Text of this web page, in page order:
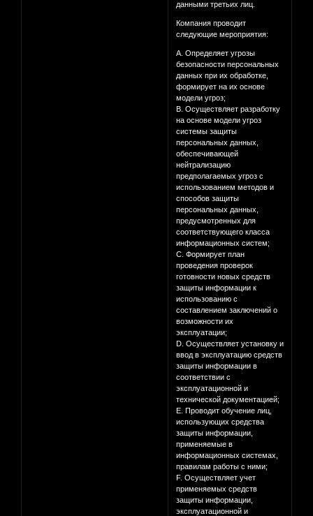
данными третьих лиц.
Компания проводит
следующие мероприятия:
A. Определяет угрозы
безопасности персональных
данных при их обработке,
формирует на их основе
модели угроз;
B. Осуществляет разработку
на основе модели угроз
системы защиты
персональных данных,
обеспечивающей
нейтрализацию
предполагаемых угроз с
использованием методов и
способов защиты
персональных данных,
предусмотренных для
соответствующего класса
информационных систем;
C. Формирует план
проведения проверок
готовности новых средств
защиты информации к
использованию с
составлением заключений о
возможности их
эксплуатации;
D. Осуществляет установку и
ввод в эксплуатацию средств
защиты информации в
соответствии с
эксплуатационной и
технической документацией;
E. Проводит обучение лиц,
использующих средства
защиты информации,
применяемые в
информационных системах,
правилам работы с ними;
F. Осуществляет учет
применяемых средств
защиты информации,
эксплуатационной и